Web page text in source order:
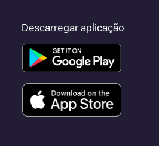
Descarregar aplicação